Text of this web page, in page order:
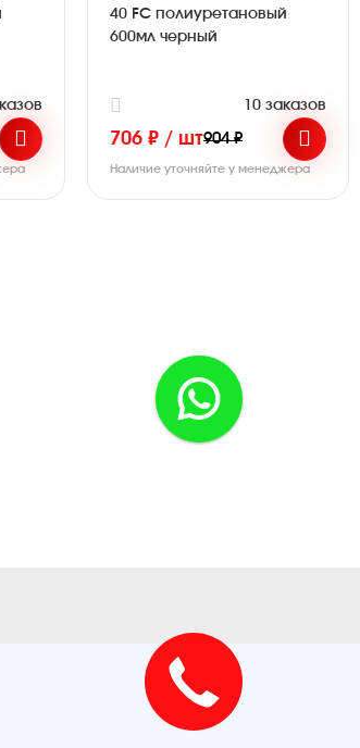
40 FC полиуретановый
600мл черный
10 заказов
706 ₽ / шт904 ₽
Наличие уточняйте у менеджера